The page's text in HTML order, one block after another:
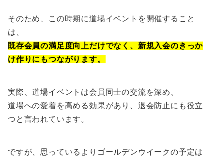
そのため、この時期に道場イベントを開催すること
は、
既存会員の満足度向上だけでなく、新規入会のきっか
け作りにもつながります。
実際、道場イベントは会員同士の交流を深め、
道場への愛着を高める効果があり、退会防止にも役立
つと言われています。
ですが、思っているよりゴールデンウイークの予定は